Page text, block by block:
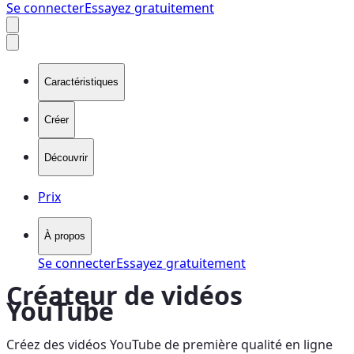
Se connecterEssayez gratuitement
Caractéristiques
Créer
Découvrir
Prix
À propos
Se connecterEssayez gratuitement
Créateur de vidéos
YouTube
Créez des vidéos YouTube de première qualité en ligne